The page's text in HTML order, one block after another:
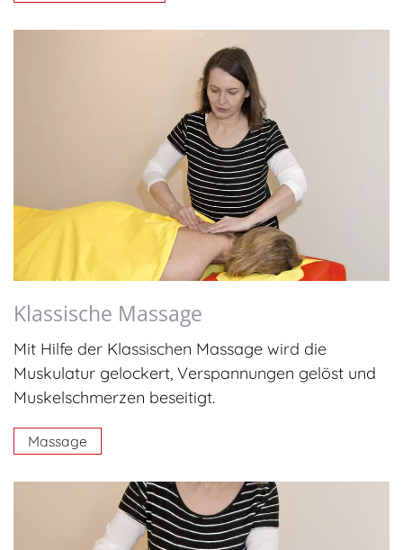
Klassische Massage
Mit Hilfe der Klassischen Massage wird die
Muskulatur gelockert, Verspannungen gelöst und
Muskelschmerzen beseitigt.
Massage